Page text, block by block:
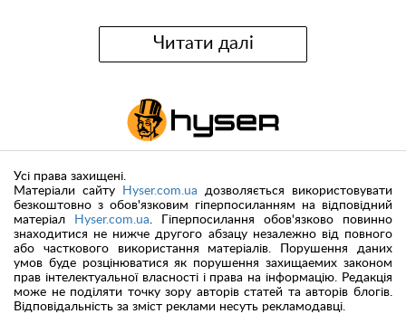
Читати далі
Усі права захищені.
Матеріали сайту
Hyser.com.ua дозволяється використовувати
безкоштовно з обов'язковим гіперпосиланням на відповідний
матеріал
Hyser.com.ua . Гіперпосилання обов'язково повинно
знаходитися не нижче другого абзацу незалежно від повного
або часткового використання матеріалів. Порушення даних
умов буде розцінюватися як порушення захищаемих законом
прав інтелектуальної власності і права на інформацію. Редакція
може не поділяти точку зору авторів статей та авторів блогів.
Відповідальність за зміст реклами несуть рекламодавці.